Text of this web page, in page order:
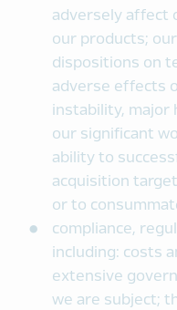
adversely affect
our products;
dispositions on
adverse effects
instability,
our significant
ability to
acquisition
or to
compliance,
including: costs
extensive
we are subject;